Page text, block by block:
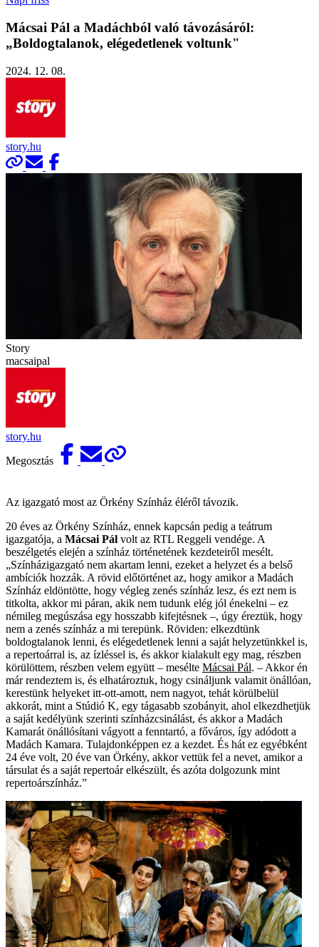
Mácsai Pál a Madáchból való távozásáról:
„Boldogtalanok, elégedetlenek voltunk"
2024. 12. 08.
story.hu
Story
macsaipal
story.hu
Megosztás
Az igazgató most az Örkény Színház éléről távozik.
20 éves az Örkény Színház, ennek kapcsán pedig a teátrum
igazgatója, a Mácsai Pál volt az RTL Reggeli vendége. A
beszélgetés elején a színház történetének kezdeteiről mesélt.
„Színházigazgató nem akartam lenni, ezeket a helyzet és a belső
ambíciók hozzák. A rövid előtörténet az, hogy amikor a Madách
Színház eldöntötte, hogy végleg zenés színház lesz, és ezt nem is
titkolta, akkor mi páran, akik nem tudunk elég jól énekelni – ez
némileg megúszása egy hosszabb kifejtésnek –, úgy éreztük, hogy
nem a zenés színház a mi terepünk. Röviden: elkezdtünk
boldogtalanok lenni, és elégedetlenek lenni a saját helyzetünkkel is,
a repertoárral is, az ízléssel is, és akkor kialakult egy mag, részben
körülöttem, részben velem együtt – mesélte Mácsai Pál. – Akkor én
már rendeztem is, és elhatároztuk, hogy csináljunk valamit önállóan,
kerestünk helyeket itt-ott-amott, nem nagyot, tehát körülbelül
akkorát, mint a Stúdió K, egy tágasabb szobányit, ahol elkezdhetjük
a saját kedélyünk szerinti színházcsinálást, és akkor a Madách
Kamarát önállósítani vágyott a fenntartó, a főváros, így adódott a
Madách Kamara. Tulajdonképpen ez a kezdet. És hát ez egyébként
24 éve volt, 20 éve van Örkény, akkor vettük fel a nevet, amikor a
társulat és a saját repertoár elkészült, és azóta dolgozunk mint
repertoárszínház.”